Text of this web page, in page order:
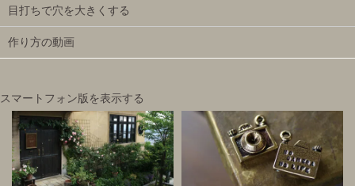
目打ちで穴を大きくする
作り方の動画
スマートフォン版を表示する